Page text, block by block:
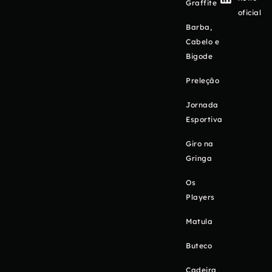
Graffite
Barba,
Cabelo e
Bigode
Preleção
Jornada
Esportiva
Giro na
Gringa
Os
Players
Matula
Buteco
Cadeira
oficial